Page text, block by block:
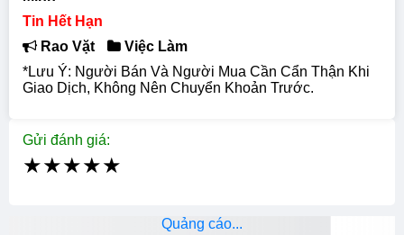
Tin Hết Hạn
Rao Vặt
Việc Làm
*Lưu Ý: Người Bán Và Người Mua Cần Cẩn Thận Khi
Giao Dịch, Không Nên Chuyển Khoản Trước.
Gửi đánh giá:
★★★★★